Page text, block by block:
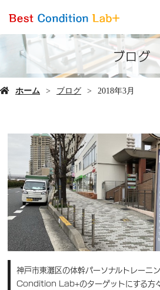
ブログ
ホーム ブログ 2018年3月
神戸市東灘区の体幹パーソナルトレーニ
Condition Lab+のターゲットにする方々